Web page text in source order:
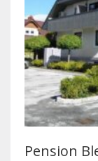
Pension